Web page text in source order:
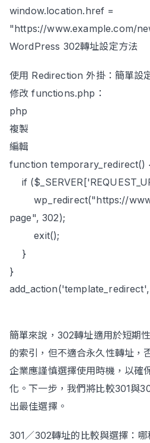
window.location.href =
"https://www.example.com/
WordPress 302轉址設定方法
使用 Redirection 外掛：簡單設
修改 functions.php：
php
複製
編輯
function temporary_redirect()
if
wp_redirect("https://
page", 302);
exit();
}
}
簡單來說，302轉址適用於短期
的索引，但不適合永久性轉址，
企業應謹慎選擇使用時機，以確
化。下一步，我們將比較301與
出最佳選擇。
301／302轉址的比較與選擇：哪